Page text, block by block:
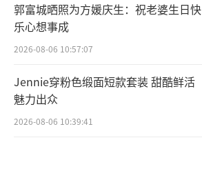
郭富城晒照为方媛庆生：祝老婆生日快
乐心想事成
2026-08-06 10:57:07
Jennie穿粉色缎面短款套装 甜酷鲜活
魅力出众
2026-08-06 10:39:41